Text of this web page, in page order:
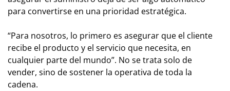
para convertirse en una prioridad estratégica.
“Para nosotros, lo primero es asegurar que el cliente
recibe el producto y el servicio que necesita, en
cualquier parte del mundo”. No se trata solo de
vender, sino de sostener la operativa de toda la
cadena.